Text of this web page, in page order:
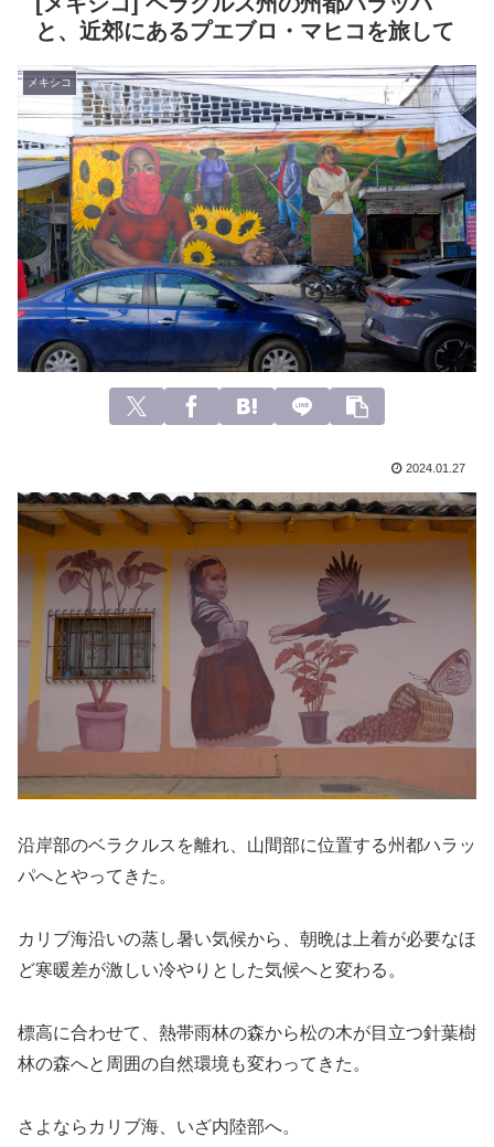
と、近郊にあるプエブロ・マヒコを旅して
メキシコ
2024.01.27
沿岸部のベラクルスを離れ、山間部に位置する州都ハラッ
パへとやってきた。
カリブ海沿いの蒸し暑い気候から、朝晩は上着が必要なほ
ど寒暖差が激しい冷やりとした気候へと変わる。
標高に合わせて、熱帯雨林の森から松の木が目立つ針葉樹
林の森へと周囲の自然環境も変わってきた。
さよならカリブ海、いざ内陸部へ。